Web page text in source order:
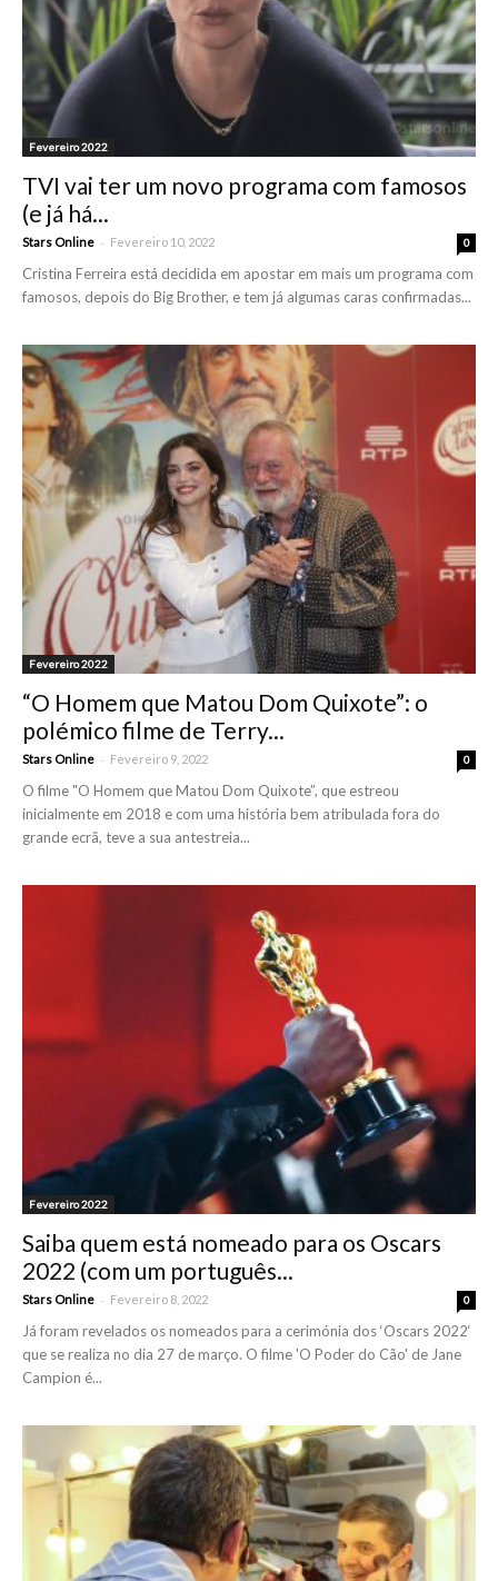
Fevereiro 2022
TVI vai ter um novo programa com famosos
(e já há...
Stars Online - Fevereiro 10, 2022 0
Cristina Ferreira está decidida em apostar em mais um programa com
famosos, depois do Big Brother, e tem já algumas caras confirmadas...
Fevereiro 2022
“O Homem que Matou Dom Quixote”: o
polémico filme de Terry...
Stars Online - Fevereiro 9, 2022 0
O filme "O Homem que Matou Dom Quixote”, que estreou
inicialmente em 2018 e com uma história bem atribulada fora do
grande ecrã, teve a sua antestreia...
Fevereiro 2022
Saiba quem está nomeado para os Oscars
2022 (com um português...
Stars Online - Fevereiro 8, 2022 0
Já foram revelados os nomeados para a cerimónia dos ‘Oscars 2022‘
que se realiza no dia 27 de março. O filme 'O Poder do Cão' de Jane
Campion é...